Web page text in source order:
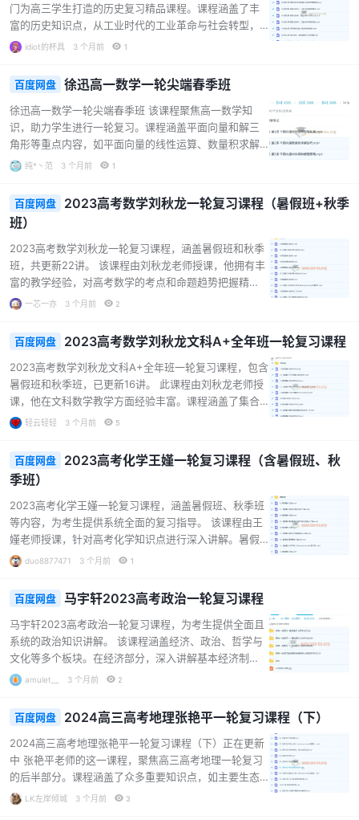
识。无论是基础薄弱的学生，还是想要进一步提升的学
生，都能从课程中受益，为高考生物取得好成绩打下坚
实基础。...
门为高三学生打造的历史复习精品课程。课程涵盖了丰
富的历史知识点，从工业时代的工业革命与社会转型，
到世界殖民体系的形成，再到一战与苏联国家建设等内
于采用对比分析的方法，如对比不同制度下的社会改
革、不同国情下社会主义的探索等，让学生能够更清晰
地理解历史事件之间的联系与差异。同时，课程还注重
解题思路的培养，像材料题解题思路与应用等内容，有
助于提高学生的应试能力。对于即将面临高考的高三学
生来说，这是一套不可多得的历史复习课程，能够助力
idiot的杯具 3 个月前 1
百度网盘 徐迅高一数学一轮尖端春季班
徐迅高一数学一轮尖端春季班 该课程聚焦高一数学知
识，助力学生进行一轮复习。课程涵盖平面向量和解三
角形等重点内容，如平面向量的线性运算、数量积求解
技巧，以及解三角形的题型拓展和最值分析等。通过专
和解题能力。适合处于高一阶段，希望系统复习数学知
识、提高成绩的学生。...
纯*丶范 3 个月前 1
百度网盘
2023高考数学刘秋龙一轮复习课程（暑假班+秋季
班）
2023高考数学刘秋龙一轮复习课程，涵盖暑假班和秋季
班，共更新22讲。 该课程由刘秋龙老师授课，他拥有丰
富的教学经验，对高考数学的考点和命题趋势把握精
准。课程内容全面，暑假班从集合与不等式、函数等基
节；秋季班则聚焦于数列、平面向量、导数、圆锥曲线
等高考核心考点。 课程特色在于注重知识的系统性和逻
辑性，通过详细的讲解和大量的例题分析，帮助学生扎
实掌握知识点。同时，还提供了丰富的题型精练和课堂
笔记，方便学生巩固所学内容。无论是基础薄弱的学
生，还是希望进一步提升数学成绩的学生，都能从该课
一芯一亦 3 个月前 2
百度网盘 2023高考数学刘秋龙文科A+全年班一轮复习课程
2023高考数学刘秋龙文科A+全年班一轮复习课程，包含
暑假班和秋季班，已更新16讲。 此课程由刘秋龙老师授
课，他在文科数学教学方面经验丰富。课程涵盖了集合
与不等式、三角函数、指对函数等众多高考数学知识
于知识的综合运用和题型的深入剖析。 课程特色在于通
过详细的讲解和大量的题型精练，帮助文科考生扎实掌
握数学知识，提升解题能力。对于准备参加2023年高考
的文科学生来说，是一套非常实用的复习资料。...
轻云轻轻 3 个月前 5
百度网盘
2023高考化学王嫤一轮复习课程（含暑假班、秋
季班）
2023高考化学王嫤一轮复习课程，涵盖暑假班、秋季班
等内容，为考生提供系统全面的复习指导。 该课程由王
嫤老师授课，针对高考化学知识点进行深入讲解。暑假
班和秋季班课程丰富，包含零轮复习、各章节知识讲解
应、离子反应等基础概念，和氯硅、铁铜、钠镁铝等化
合物知识的细致剖析，帮助学生打牢基础。 课程资料也
十分丰富，有课堂笔记、讲义、答案解析等，便于学生
随时巩固和复习。无论是基础薄弱的学生查漏补缺，还
是想提升成绩的学生进一步拓展知识，这门课程都能满
足需求，助力考生在高考化学中取得好成绩。...
duo8877471 3 个月前 1
百度网盘 马宇轩2023高考政治一轮复习课程
马宇轩2023高考政治一轮复习课程，为考生提供全面且
系统的政治知识讲解。 该课程涵盖经济、政治、哲学与
文化等多个板块。在经济部分，深入讲解基本经济制
度、宏观经济运行等内容；政治板块聚焦党的领导、民
化的作用等知识。 课程特色在于结合讲义，有保姆版学
员作业辅助，帮助考生进行基础通关和题型分类练习。
对于准备高考政治的学生而言，此课程能助力他们扎实
掌握一轮复习知识，为后续备考打下坚实基础。...
amulet__ 3 个月前 2
百度网盘 2024高三高考地理张艳平一轮复习课程（下）
2024高三高考地理张艳平一轮复习课程（下）正在更新
中 张艳平老师的这一课程，聚焦高三高考地理一轮复习
的后半部分。课程涵盖了众多重要知识点，如主要生态
环境问题、旅游地理、可持续发展与区域协调等。通过
LK左岸倾城 3 个月前 3